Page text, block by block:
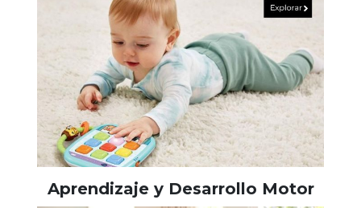
Aprendizaje y Desarrollo Motor